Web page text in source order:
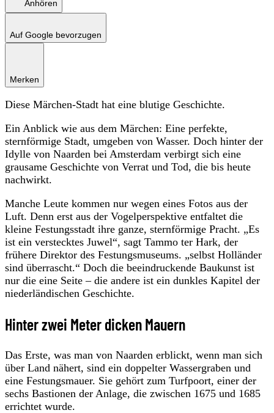
Anhören
Auf Google bevorzugen
Merken
Diese Märchen-Stadt hat eine blutige Geschichte.
Ein Anblick wie aus dem Märchen: Eine perfekte,
sternförmige Stadt, umgeben von Wasser. Doch hinter der
Idylle von Naarden bei Amsterdam verbirgt sich eine
grausame Geschichte von Verrat und Tod, die bis heute
nachwirkt.
Manche Leute kommen nur wegen eines Fotos aus der
Luft. Denn erst aus der Vogelperspektive entfaltet die
kleine Festungsstadt ihre ganze, sternförmige Pracht. „Es
ist ein verstecktes Juwel“, sagt Tammo ter Hark, der
frühere Direktor des Festungsmuseums. „selbst Holländer
sind überrascht.“ Doch die beeindruckende Baukunst ist
nur die eine Seite – die andere ist ein dunkles Kapitel der
niederländischen Geschichte.
Hinter zwei Meter dicken Mauern
Das Erste, was man von Naarden erblickt, wenn man sich
über Land nähert, sind ein doppelter Wassergraben und
eine Festungsmauer. Sie gehört zum Turfpoort, einer der
sechs Bastionen der Anlage, die zwischen 1675 und 1685
errichtet wurde.